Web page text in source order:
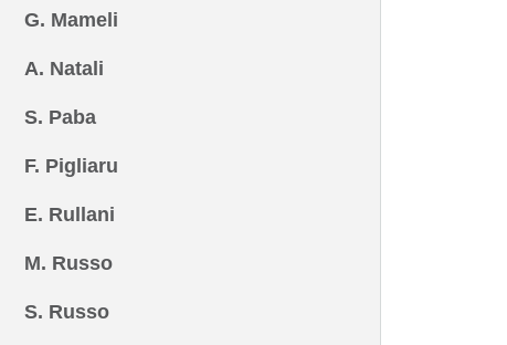
G. Mameli
A. Natali
S. Paba
F. Pigliaru
E. Rullani
M. Russo
S. Russo